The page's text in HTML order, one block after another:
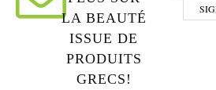
LA BEAUTÉ
ISSUE DE
PRODUITS
GRECS!